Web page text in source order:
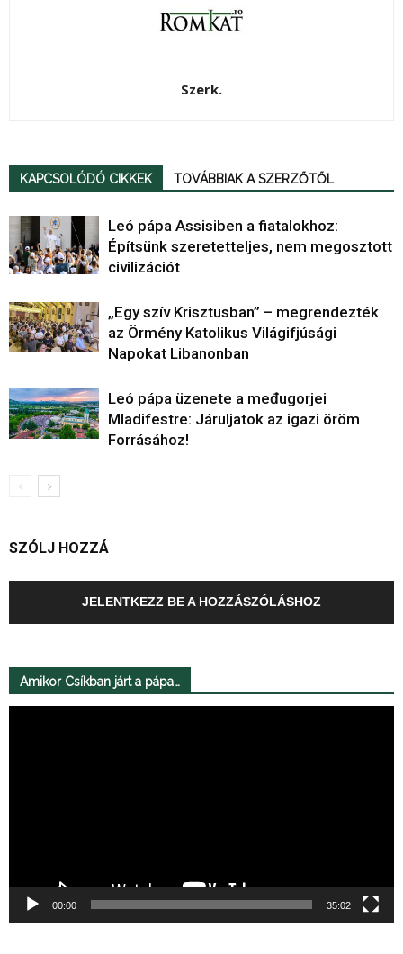
Szerk.
KAPCSOLÓDÓ CIKKEK TOVÁBBIAK A SZERZŐTŐL
Leó pápa Assisiben a fiatalokhoz:
Építsünk szeretetteljes, nem megosztott
civilizációt
„Egy szív Krisztusban” – megrendezték
az Örmény Katolikus Világifjúsági
Napokat Libanonban
Leó pápa üzenete a međugorjei
Mladifestre: Járuljatok az igazi öröm
Forrásához!
SZÓLJ HOZZÁ
JELENTKEZZ BE A HOZZÁSZÓLÁSHOZ
Amikor Csíkban járt a pápa…
00:00 35:02